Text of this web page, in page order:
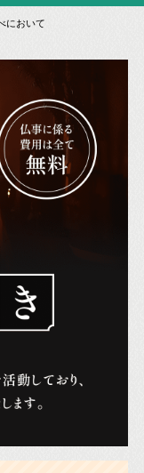
において